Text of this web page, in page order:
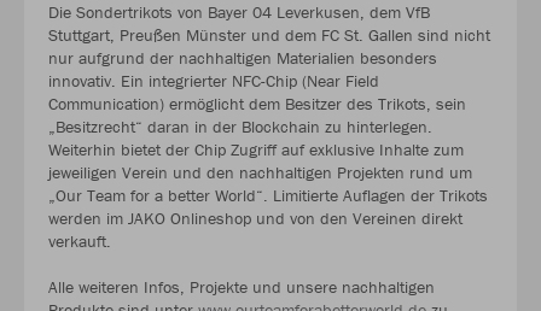
Die Sondertrikots von Bayer 04 Leverkusen, dem VfB
Stuttgart, Preußen Münster und dem FC St. Gallen sind nicht
nur aufgrund der nachhaltigen Materialien besonders
innovativ. Ein integrierter NFC-Chip (Near Field
Communication) ermöglicht dem Besitzer des Trikots, sein
„Besitzrecht“ daran in der Blockchain zu hinterlegen.
Weiterhin bietet der Chip Zugriff auf exklusive Inhalte zum
jeweiligen Verein und den nachhaltigen Projekten rund um
„Our Team for a better World“. Limitierte Auflagen der Trikots
werden im JAKO Onlineshop und von den Vereinen direkt
verkauft.
Alle weiteren Infos, Projekte und unsere nachhaltigen